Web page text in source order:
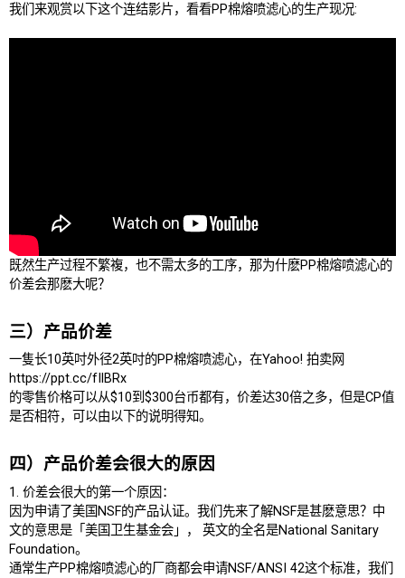
我们来观赏以下这个连结影片，看看PP棉熔喷滤心的生产现况:
既然生产过程不繁複，也不需太多的工序，那为什麽PP棉熔喷滤心的
价差会那麽大呢？
三）产品价差
一隻长10英吋外径2英吋的PP棉熔喷滤心，在Yahoo! 拍卖网
https://ppt.cc/fIlBRx
的零售价格可以从$10到$300台币都有，价差达30倍之多，但是CP值
是否相符，可以由以下的说明得知。
四）产品价差会很大的原因
1. 价差会很大的第一个原因：
因为申请了美国NSF的产品认证。我们先来了解NSF是甚麽意思？中
文的意思是「美国卫生基金会」， 英文的全名是National Sanitary
Foundation。
通常生产PP棉熔喷滤心的厂商都会申请NSF/ANSI 42这个标准，我们